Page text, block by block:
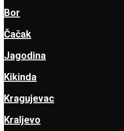
Bor
Čačak
Jagodina
Kikinda
Kragujevac
Kraljevo